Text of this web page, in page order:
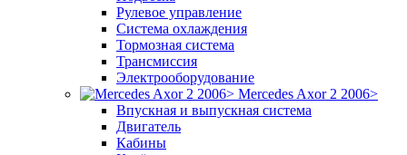
Рулевое управление
Система охлаждения
Тормозная система
Трансмиссия
Электрооборудование
Mercedes Axor 2 2006>
Впускная и выпускная система
Двигатель
Кабины